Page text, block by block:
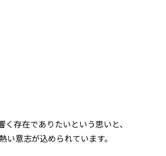
存在でありたいという思いと、
意志が込められています。